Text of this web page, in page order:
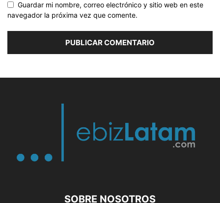
Guardar mi nombre, correo electrónico y sitio web en este
navegador la próxima vez que comente.
SOBRE NOSOTROS